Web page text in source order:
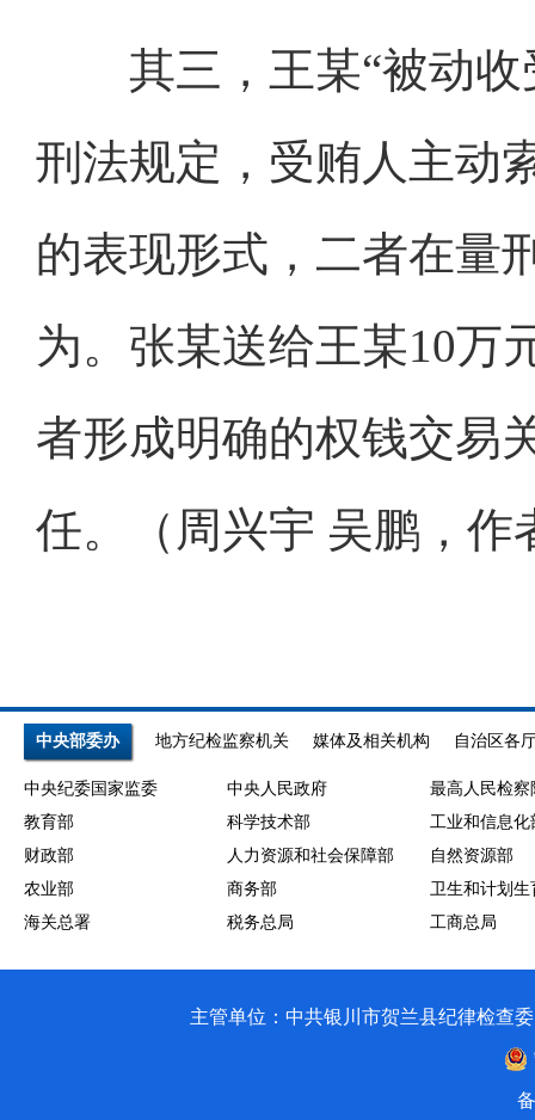
其三，王某“被动收
刑法规定，受贿人主动
的表现形式，二者在量
为。张某送给王某10万
者形成明确的权钱交易
任。（周兴宇 吴鹏，作
中央部委办 地方纪检监察机关 媒体及相关机构 自治区各
中央纪委国家监委 中央人民政府
最高人民检察
教育部
科学技术部
工业和信息化
财政部
人力资源和社会保障部
自然资源部
农业部
商务部
卫生和计划生
海关总署
税务总局 工商总局
主管单位：中共银川市贺兰县纪律检查